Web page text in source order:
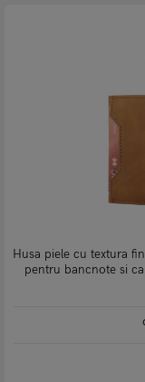
Husa piele cu textura
pentru bancnote si